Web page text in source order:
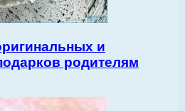
и
родителям